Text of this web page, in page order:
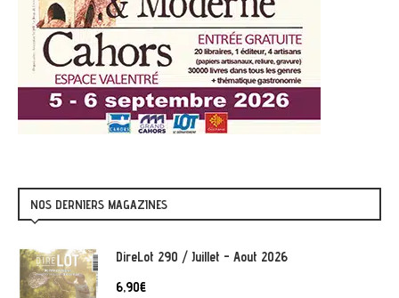
NOS DERNIERS MAGAZINES
DireLot 290 / Juillet - Aout 2026
6,90€